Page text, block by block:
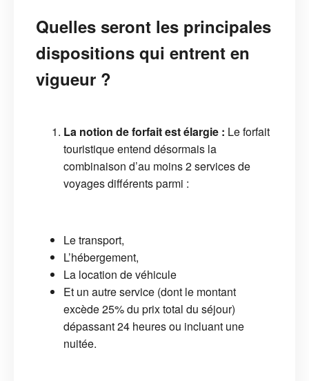
Quelles seront les principales
dispositions qui entrent en
vigueur ?
La notion de forfait est élargie : Le forfait
touristique entend désormais la
combinaison d’au moins 2 services de
voyages différents parmi :
Le transport,
L’hébergement,
La location de véhicule
Et un autre service (dont le montant
excède 25% du prix total du séjour)
dépassant 24 heures ou incluant une
nuitée.